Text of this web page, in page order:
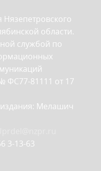
области.
службой по
ФС77-81111 от 17
издания: Мелашич
3-13-63